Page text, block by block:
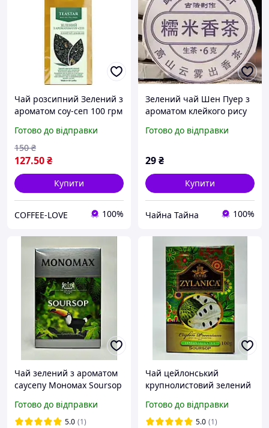
Чай розсипний Зелений з
ароматом соу-сеп 100 грм
Готово до відправки
127.50₴
150 ₴
Купити
COFFEE-LOVE 100%
Зелений чай Шен Пуер з
ароматом клейкого рису
Готово до відправки
29₴
Купити
Чайна Тайна 100%
Чай зелений з ароматом
саусепу Мономах Soursop
Готово до відправки
5.0 (1)
Чай цейлонський
крупнолистовий зелений
Zylanica Soursop
Ганпаудер 100 г
Готово до відправки
5.0 (1)